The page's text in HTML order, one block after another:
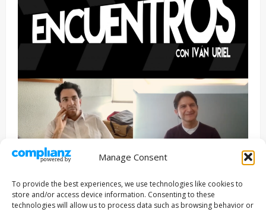
Manage Consent
To provide the best experiences, we use technologies like cookies to
store and/or access device information. Consenting to these
technologies will allow us to process data such as browsing behavior or
Entrevista Series
ENCUENTROS CON IVÁN URIEL T3E22: JUAN PATRICIO
RIVEROLL